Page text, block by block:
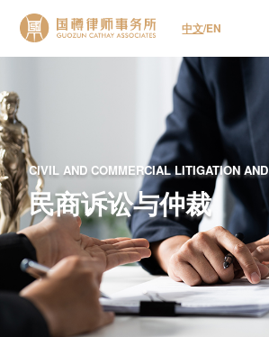
中文/EN
CIVIL AND COMMERCIAL LITIGATION
民商诉讼与仲裁